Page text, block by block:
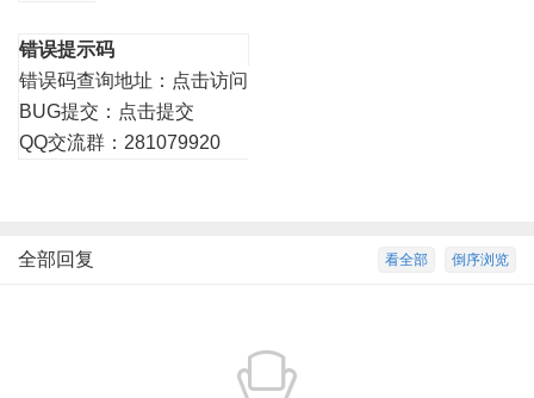
错误提示码
错误码查询地址： 点击访问
BUG提交： 点击提交
QQ交流群：281079920
倒序浏览
看全部
全部回复